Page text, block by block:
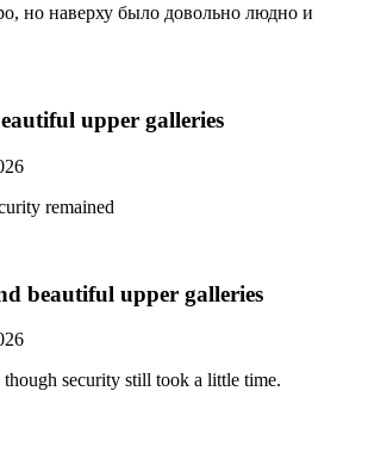
но наверху было довольно людно и
upper galleries
remained
beautiful upper galleries
security still took a little time.